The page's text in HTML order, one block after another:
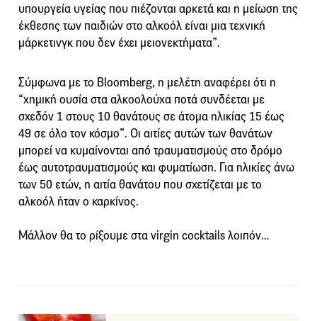
υπουργεία υγείας που πιέζονται αρκετά και η μείωση της
έκθεσης των παιδιών στο αλκοόλ είναι μια τεχνική
μάρκετινγκ που δεν έχει μειονεκτήματα”.
Σύμφωνα με το Bloomberg, η μελέτη αναφέρει ότι η
“χημική ουσία στα αλκοολούχα ποτά συνδέεται με
σχεδόν 1 στους 10 θανάτους σε άτομα ηλικίας 15 έως
49 σε όλο τον κόσμο”. Οι αιτίες αυτών των θανάτων
μπορεί να κυμαίνονται από τραυματισμούς στο δρόμο
έως αυτοτραυματισμούς και φυματίωση. Για ηλικίες άνω
των 50 ετών, η αιτία θανάτου που σχετίζεται με το
αλκοόλ ήταν ο καρκίνος.
Μάλλον θα το ρίξουμε στα virgin cocktails λοιπόν…